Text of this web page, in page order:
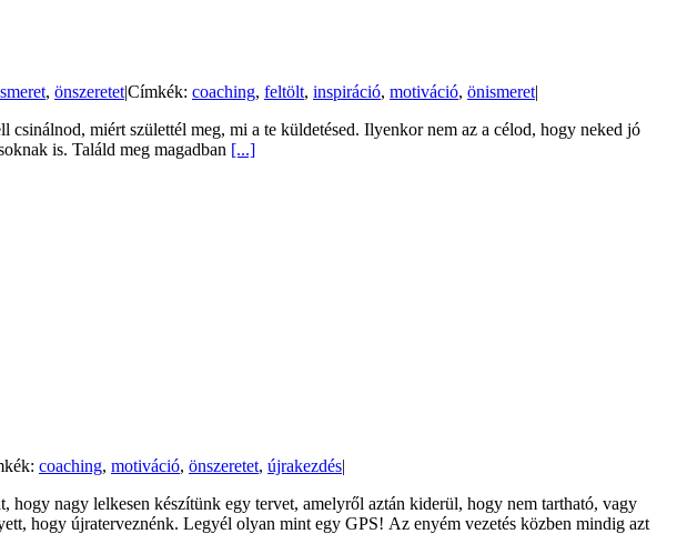
, önszeretet|Címkék: coaching, feltölt, inspiráció, motiváció, önismeret|
miért születtél meg, mi a te küldetésed. Ilyenkor nem az a célod, hogy neked jó
is. Találd meg magadban [...]
coaching, motiváció, önszeretet, újrakezdés|
nagy lelkesen készítünk egy tervet, amelyről aztán kiderül, hogy nem tartható, vagy
hogy újraterveznénk. Legyél olyan mint egy GPS! Az enyém vezetés közben mindig azt